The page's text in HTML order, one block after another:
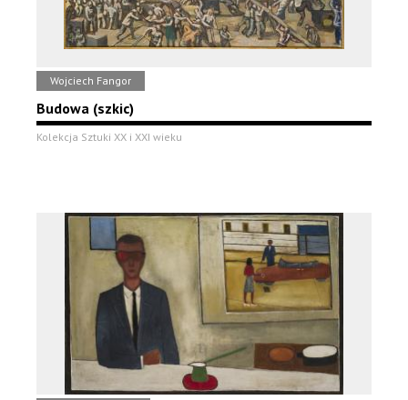
Wojciech Fangor
Budowa (szkic)
Kolekcja Sztuki XX i XXI wieku